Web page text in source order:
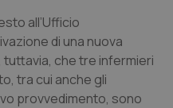
all’Ufficio
di una nuova
tuttavia, che tre infermieri
tra cui anche gli
provvedimento, sono
www.quotidianosanita.it